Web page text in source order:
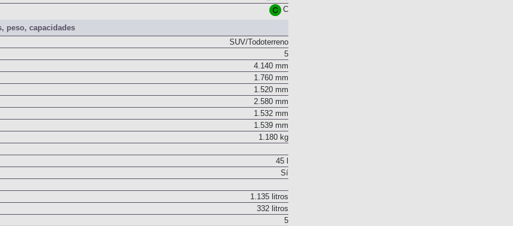
C
peso, capacidades
SUV/Todoterreno
5
4.140 mm
1.760 mm
1.520 mm
2.580 mm
1.532 mm
1.539 mm
1.180 kg
45 l
Sí
1.135 litros
332 litros
5